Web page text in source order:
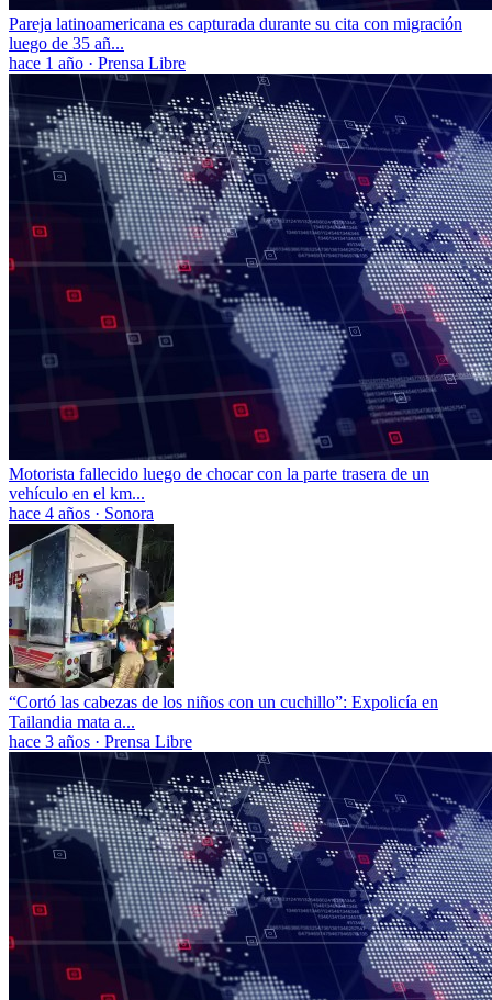
Pareja latinoamericana es capturada durante su cita con migración
luego de 35 añ...
hace 1 año · Prensa Libre
Motorista fallecido luego de chocar con la parte trasera de un
vehículo en el km...
hace 4 años · Sonora
“Cortó las cabezas de los niños con un cuchillo”: Expolicía en
Tailandia mata a...
hace 3 años · Prensa Libre